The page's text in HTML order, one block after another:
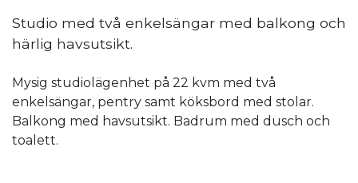
Studio med två enkelsängar med balkong och
härlig havsutsikt.
Mysig studiolägenhet på 22 kvm med två
enkelsängar, pentry samt köksbord med stolar.
Balkong med havsutsikt. Badrum med dusch och
toalett.